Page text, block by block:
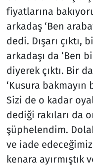
fiyatlarına
arkadaş ‘Ben
dedi. Dışarı çıktı,
arkadaşı da ‘Ben
diyerek çıktı. Bir
‘Kusura bakmayın
Sizi de o kadar
dediği rakıları da
şüphelendim.
ve iade
kenara